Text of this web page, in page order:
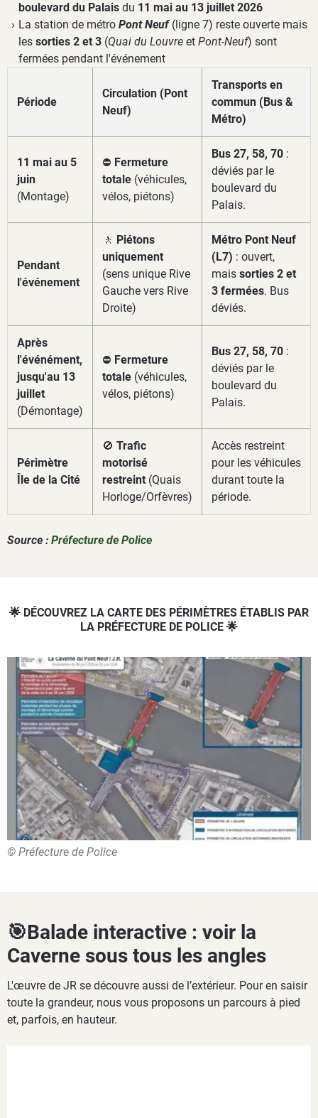
boulevard du Palais du 11 mai au 13 juillet 2026
La station de métro Pont Neuf(ligne 7) reste ouverte mais
les sorties 2 et 3 (Quai du Louvre et Pont-Neuf) sont
fermées pendant l'événement
Période
Circulation (Pont
Neuf)
Transports en
commun (Bus &
Métro)
11 mai au 5
juin
(Montage)
⛔ Fermeture
totale(véhicules,
vélos, piétons)
Bus 27, 58, 70:
déviés par le
boulevard du
Palais.
Pendant
l'événement
🚶 Piétons
uniquement
(sens unique Rive
Gauche vers Rive
Droite)
Métro Pont Neuf
(L7) : ouvert,
mais sorties 2 et
3 fermées. Bus
déviés.
Après
l'événément,
jusqu'au 13
juillet
(Démontage)
⛔ Fermeture
totale(véhicules,
vélos, piétons)
Bus 27, 58, 70:
déviés par le
boulevard du
Palais.
Périmètre
Île de la Cité
🚫 Trafic
motorisé
restreint(Quais
Horloge/Orfèvres)
Accès restreint
pour les véhicules
durant toute la
période.
Source : Préfecture de Police
🌟 DÉCOUVREZ LA CARTE DES PÉRIMÈTRES ÉTABLIS PAR
LA PRÉFECTURE DE POLICE 🌟
© Préfecture de Police
🎯Balade interactive : voir la
Caverne sous tous les angles
L'œuvre de JR se découvre aussi de l’extérieur. Pour en saisir
toute la grandeur, nous vous proposons un parcours à pied
et, parfois, en hauteur.